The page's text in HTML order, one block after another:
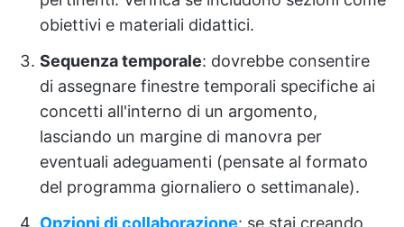
obiettivi e materiali didattici.
Sequenza temporale: dovrebbe consentire
di assegnare finestre temporali specifiche ai
concetti all'interno di un argomento,
lasciando un margine di manovra per
eventuali adeguamenti (pensate al formato
del programma giornaliero o settimanale).